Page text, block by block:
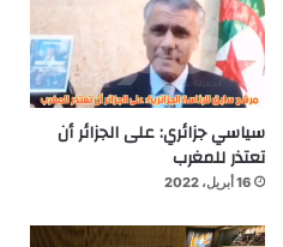
سياسي جزائري: على الجزائر أن
تعتذر للمغرب
16 أبريل، 2022